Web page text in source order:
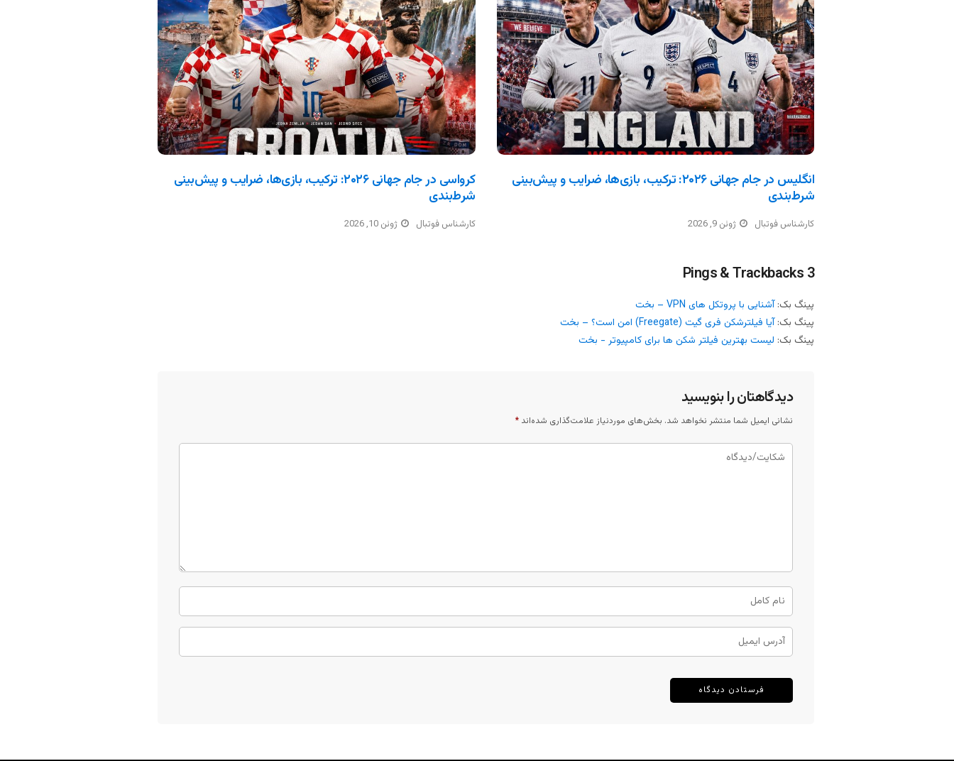
کرواسی در جام جهانی ۲۰۲۶: ترکیب، بازی‌ها، ضرایب و پیش‌بینی
شرط‌بندی
کارشناس فوتبال ژوئن 10, 2026
انگلیس در جام جهانی ۲۰۲۶: ترکیب، بازی‌ها، ضرایب و پیش‌بینی
شرط‌بندی
کارشناس فوتبال ژوئن 9, 2026
3 Pings & Trackbacks
پینگ بک:آشنایی با پروتکل های VPN – بخت
پینگ بک:آیا فیلترشکن فری گیت (Freegate) امن است؟ – بخت
پینگ بک: لیست بهترین فیلتر شکن ها برای کامپیوتر - بخت
دیدگاهتان را بنویسید
نشانی ایمیل شما منتشر نخواهد شد. بخش‌های موردنیاز علامت‌گذاری شده‌اند *